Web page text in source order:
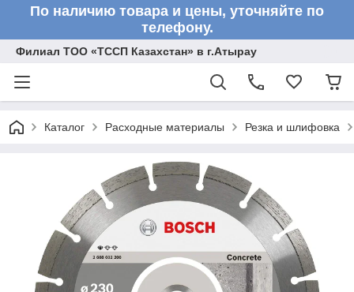
По наличию товара и цены, уточняйте по
телефону.
Филиал ТОО «ТССП Казахстан» в г.Атырау
Каталог Расходные материалы Резка и шлифовка